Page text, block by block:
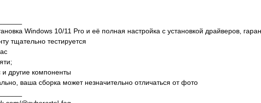
Windows 10/11 Pro и её полная настройка с установкой драйверов,
тщательно тестируется
и другие компоненты
ваша сборка может незначительно отличаться от фото